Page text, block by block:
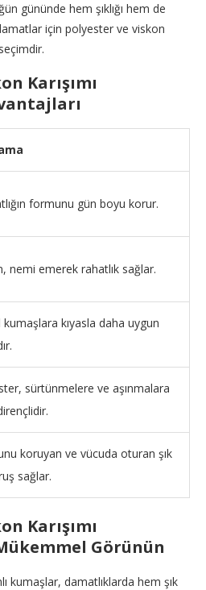
gününde hem şıklığı hem de
için polyester ve viskon
Karışımı
formunu gün boyu korur.
nemi emerek rahatlık sağlar.
kıyasla daha uygun
sürtünmelere ve aşınmalara
koruyan ve vücuda oturan şık
sağlar.
Karışımı
Görünün
kumaşlar, damatlıklarda hem şık